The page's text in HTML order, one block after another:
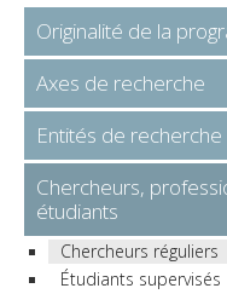
Originalité de la
Axes de recherche
Entités de
Chercheurs,
étudiants
Chercheurs réguliers
Étudiants supervisés